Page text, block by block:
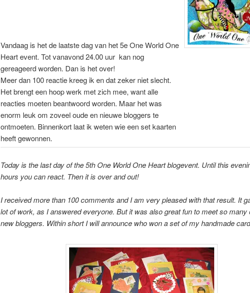
Vandaag is het de laatste dag van het 5e One World One
Heart event. Tot vanavond 24.00 uur kan nog
gereageerd worden. Dan is het over!
Meer dan 100 reactie kreeg ik en dat zeker niet slecht.
Het brengt een hoop werk met zich mee, want alle
reacties moeten beantwoord worden. Maar het was
enorm leuk om zoveel oude en nieuwe bloggers te
ontmoeten. Binnenkort laat ik weten wie een set kaarten
heeft gewonnen.
Today is the last day of the 5th One World One Heart blogevent. Until this
hours you can react. Then it is over and out!
I received more than 100 comments and I am very pleased with that result. It
lot of work, as I answered everyone. But it was also great fun to meet so many
new bloggers. Within short I will announce who won a set of my handmade